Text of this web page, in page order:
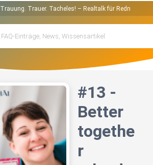
Trauung. Trauer. Tacheles! – Realtalk für
#13 -
Better
togethe
r